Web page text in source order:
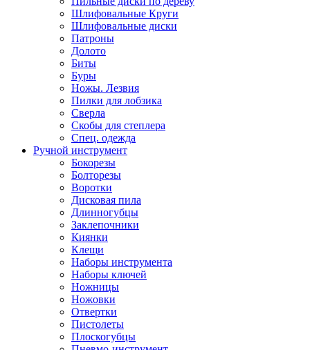
Шлифовальные Круги
Шлифовальные диски
Патроны
Долото
Биты
Буры
Ножы. Лезвия
Пилки для лобзика
Сверла
Скобы для степлера
Спец. одежда
Ручной инструмент
Бокорезы
Болторезы
Воротки
Дисковая пила
Длинногубцы
Заклепочники
Киянки
Клещи
Наборы инструмента
Наборы ключей
Ножницы
Ножовки
Отвертки
Пистолеты
Плоскогубцы